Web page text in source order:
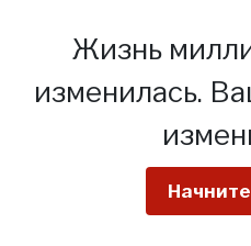
Жизнь
изменилась.